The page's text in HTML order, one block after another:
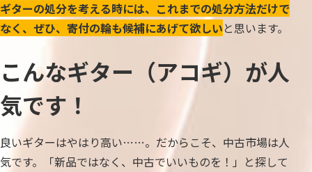
ギターの処分を考える時には、これまでの処分方法だけで
なく、ぜひ、寄付の輪も候補にあげて欲しいと思います。
こんなギター（アコギ）が人
気です！
良いギターはやはり高い……。だからこそ、中古市場は人
気です。「新品ではなく、中古でいいものを！」と探して